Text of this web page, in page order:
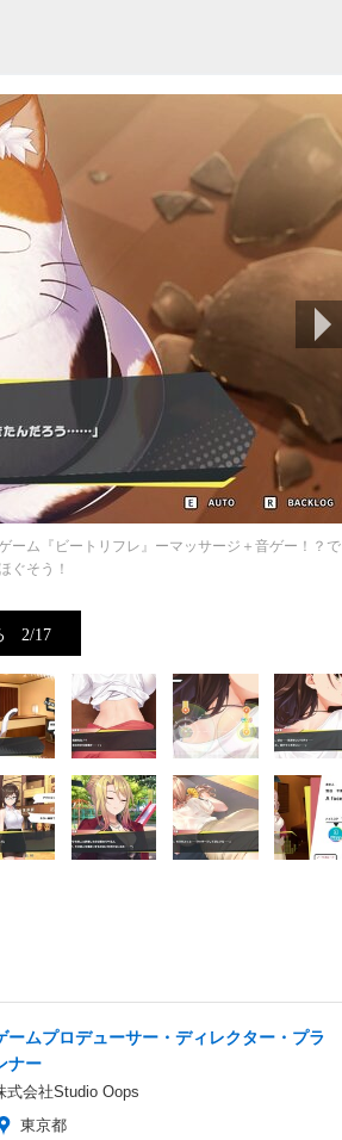
ーム『ビートリフレ』ーマッサージ＋音ゲー！？で
ぐそう！
次の画像
2/17
ームプロデューサー・ディレクター・プラ
ナー
式会社Studio Oops
東京都